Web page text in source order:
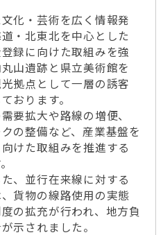
化・芸術を広く情報発
・北東北を中心とした
録に向けた取組みを強
山遺跡と県立美術館を
拠点として一層の誘客
おります。
要拡大や路線の増便、
の整備など、産業基盤を
けた取組みを推進する
、並行在来線に対する
貨物の線路使用の実態
の拡充が行われ、地方負
示されました。